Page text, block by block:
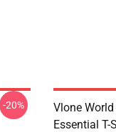
-20%
Vlone
Essential